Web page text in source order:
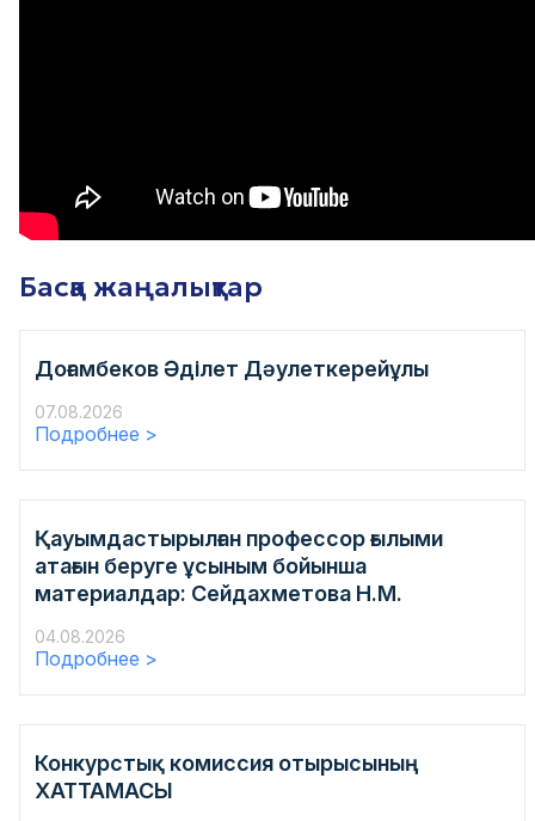
Басқа жаңалықтар
Доғамбеков Əділет Дəулеткерейұлы
07.08.2026
Подробнее >
Қауымдастырылған профессор ғылыми
атағын беруге ұсыным бойынша
материалдар: Сейдахметова Н.М.
04.08.2026
Подробнее >
Конкурстық комиссия отырысының
ХАТТАМАСЫ